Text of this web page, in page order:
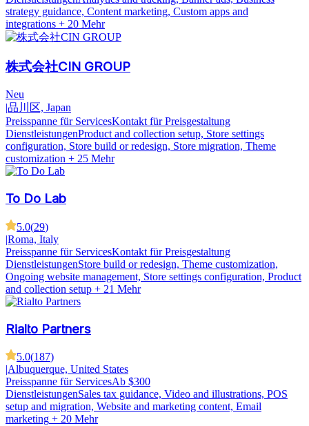
strategy guidance, Content marketing, Custom apps and
integrations + 20 Mehr
株式会社CIN GROUP
Neu
|品川区, Japan
Preisspanne für ServicesKontakt für Preisgestaltung
DienstleistungenProduct and collection setup, Store settings
configuration, Store build or redesign, Store migration, Theme
customization + 25 Mehr
To Do Lab
5.0(29)
|Roma, Italy
Preisspanne für ServicesKontakt für Preisgestaltung
DienstleistungenStore build or redesign, Theme customization,
Ongoing website management, Store settings configuration, Product
and collection setup + 21 Mehr
Rialto Partners
5.0(187)
|Albuquerque, United States
Preisspanne für ServicesAb $300
DienstleistungenSales tax guidance, Video and illustrations, POS
setup and migration, Website and marketing content, Email
marketing + 20 Mehr